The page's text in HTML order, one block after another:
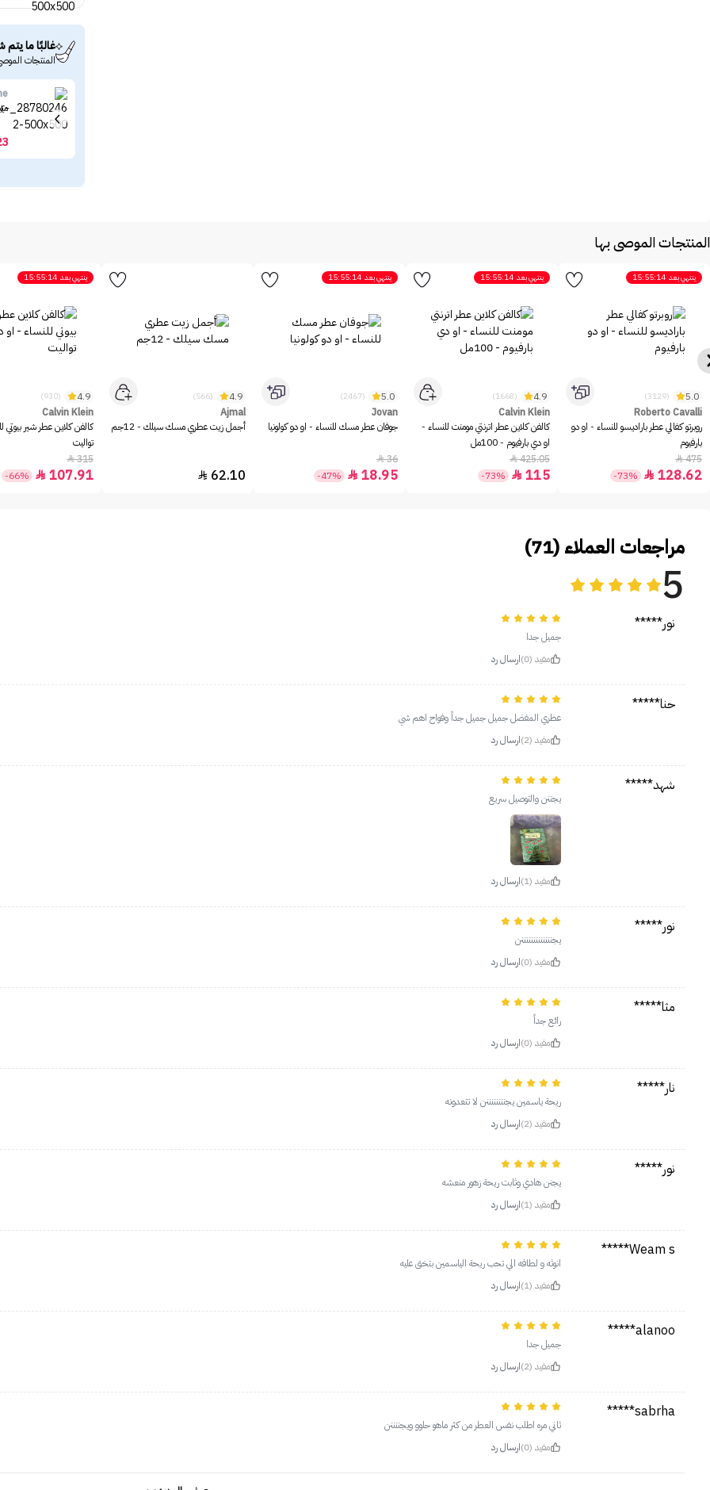
غالبًا ما يتم
المنتجات
المنتجات الموصى بها
ينتهي بعد 15:55:14
5.0
(3129)
Roberto Cavalli
روبرتو كفالي عطر باراديسو للنساء - او دو
بارفيوم
475

128.62

-73%
ينتهي بعد 15:55:14
4.9
(1668)
Calvin Klein
كالفن كلاين عطر اترنتي مومنت للنساء -
او دي بارفيوم - 100مل
425.05

115

-73%
ينتهي بعد 15:55:14
5.0
(2467)
Jovan
جوفان عطر مسك للنساء - او دو كولونيا
36

18.95

-47%
4.9
(566)
Ajmal
أجمل زيت عطري مسك سيلك - 12جم
62.10

ينتهي بعد 15:55:14
4.9
(930)
Calvin Klein
كالفن كلاين عطر شير بيوتي
تواليت
315

107.91

-66%
مراجعات العملاء (71)
5
نور*****
جميل جدا
مفيد (0)
ارسال رد
حنا*****
عطري المفضل جميل جميل جداً وفواح اهم شي
مفيد (2)
ارسال رد
شهد*****
يجننن والتوصيل سريع
مفيد (1) ارسال رد
نور*****
يجنننننننننننننن
مفيد (0)
ارسال رد
مثا*****
رائع جداً
مفيد (0)
ارسال رد
نار*****
ريحة ياسمين يجننننننننن لا تتعدونه
مفيد (2)
ارسال رد
نور*****
يجنن هادي وثابت ريحة زهور منعشه
مفيد (1)
ارسال رد
Weam s*****
انوثه و لطافه الي تحب ريحة الياسمين بتخق عليه
مفيد (1)
ارسال رد
alanoo*****
جميل جدا
مفيد (2)
ارسال رد
sabrha*****
ثاني مره اطلب نفس العطر من كثر ماهو حلوو ويجننننن
مفيد (0)
ارسال رد